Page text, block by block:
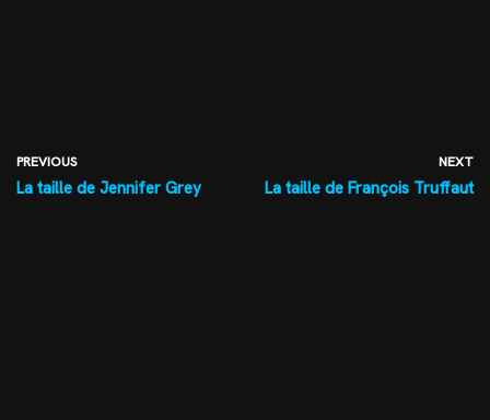
PREVIOUS
La taille de Jennifer Grey
NEXT
La taille de François Truffaut